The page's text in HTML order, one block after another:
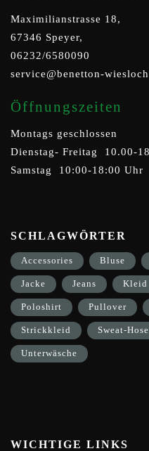
Maximilianstrasse 18,
67346 Speyer,
06232/6580090
service@benetton-
Öffnungszeiten
Montags geschlossen
Dienstag- Freitag 10.00-
Samstag 10:00-18:00 Uhr
SCHLAGWÖRTER
Accessories Bluse
Jacke Jeans Kleid
Poloshirt Pullover
Strickkleid Sweat-Hose
Unterwäsche
WICHTIGE LINKS